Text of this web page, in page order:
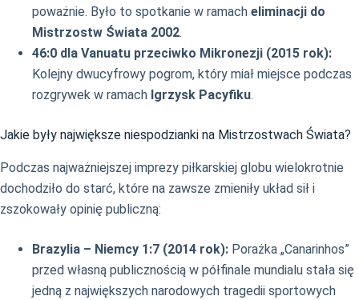
poważnie. Było to spotkanie w ramach eliminacji do
Mistrzostw Świata 2002.
46:0 dla Vanuatu przeciwko Mikronezji (2015 rok):
Kolejny dwucyfrowy pogrom, który miał miejsce podczas
rozgrywek w ramach Igrzysk Pacyfiku.
Jakie były największe niespodzianki na Mistrzostwach Świata?
Podczas najważniejszej imprezy piłkarskiej globu wielokrotnie
dochodziło do starć, które na zawsze zmieniły układ sił i
zszokowały opinię publiczną:
Brazylia – Niemcy 1:7 (2014 rok): Porażka „Canarinhos”
przed własną publicznością w półfinale mundialu stała się
jedną z największych narodowych tragedii sportowych